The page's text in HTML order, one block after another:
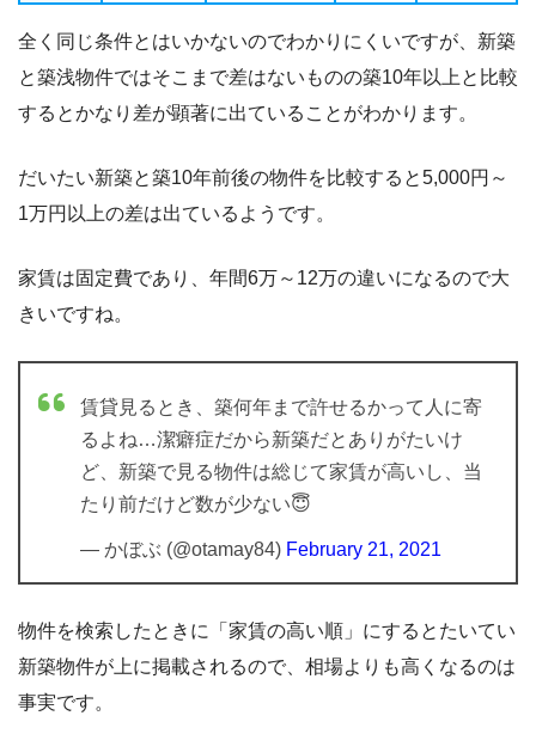
全く同じ条件とはいかないのでわかりにくいですが、新築
と築浅物件ではそこまで差はないものの築10年以上と比較
するとかなり差が顕著に出ていることがわかります。
だいたい新築と築10年前後の物件を比較すると5,000円～
1万円以上の差は出ているようです。
家賃は固定費であり、年間6万～12万の違いになるので大
きいですね。
賃貸見るとき、築何年まで許せるかって人に寄
るよね…潔癖症だから新築だとありがたいけ
ど、新築で見る物件は総じて家賃が高いし、当
たり前だけど数が少ない😇
— かぼぶ (@otamay84) February 21, 2021
物件を検索したときに「家賃の高い順」にするとたいてい
新築物件が上に掲載されるので、相場よりも高くなるのは
事実です。